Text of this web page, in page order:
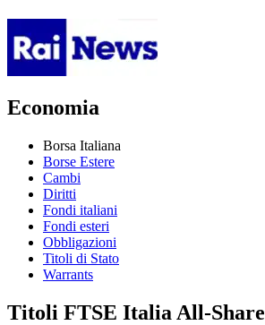
Economia
Borsa Italiana
Borse Estere
Cambi
Diritti
Fondi italiani
Fondi esteri
Obbligazioni
Titoli di Stato
Warrants
Titoli FTSE Italia All-Share